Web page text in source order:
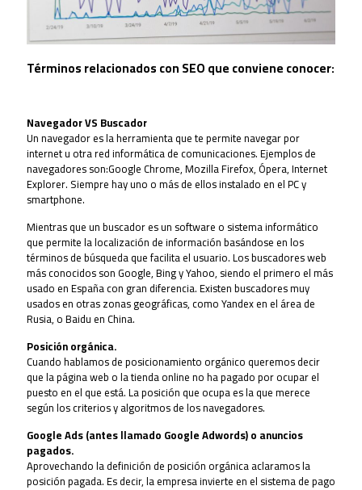
Términos relacionados con SEO que conviene conocer:
Navegador VS Buscador
Un navegador es la herramienta que te permite navegar por
internet u otra red informática de comunicaciones. Ejemplos de
navegadores son:Google Chrome, Mozilla Firefox, Ópera, Internet
Explorer. Siempre hay uno o más de ellos instalado en el PC y
smartphone.
Mientras que un buscador es un software o sistema informático
que permite la localización de información basándose en los
términos de búsqueda que facilita el usuario. Los buscadores web
más conocidos son Google, Bing y Yahoo, siendo el primero el más
usado en España con gran diferencia. Existen buscadores muy
usados en otras zonas geográficas, como Yandex en el área de
Rusia, o Baidu en China.
Posición orgánica.
Cuando hablamos de posicionamiento orgánico queremos decir
que la página web o la tienda online no ha pagado por ocupar el
puesto en el que está. La posición que ocupa es la que merece
según los criterios y algoritmos de los navegadores.
Google Ads (antes llamado Google Adwords) o anuncios
pagados.
Aprovechando la definición de posición orgánica aclaramos la
posición pagada. Es decir, la empresa invierte en el sistema de pago